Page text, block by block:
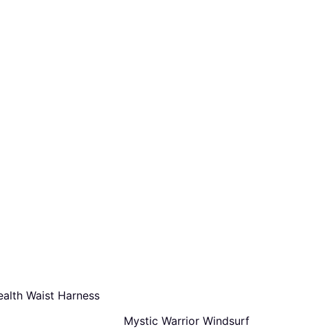
Waist Harness
Mystic Warrior Windsurf